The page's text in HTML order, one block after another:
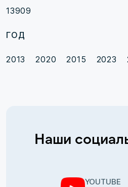
13909
ГОД
2013 2020 2015 2023
Наши
YOUTUBE